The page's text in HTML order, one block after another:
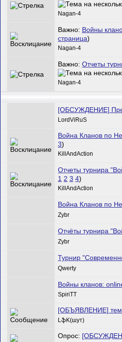
Nagan-4
Важно: Войны
страница)
Nagan-4
Важно: Отчеты
Nagan-4
[ОБСУЖДЕНИЕ]
LordViRuS
Война Кланов по
3)
KillAndAction
Отчеты турнира
1 2 3 4)
KillAndAction
Война Кланов по
Zybr
Отчёты турнира
Zybr
Турнир
Qwerty
Войны кланов:
SpiriTT
[ОБЪЯВЛЕНИЕ]
LֆK(шут)
Опрос: